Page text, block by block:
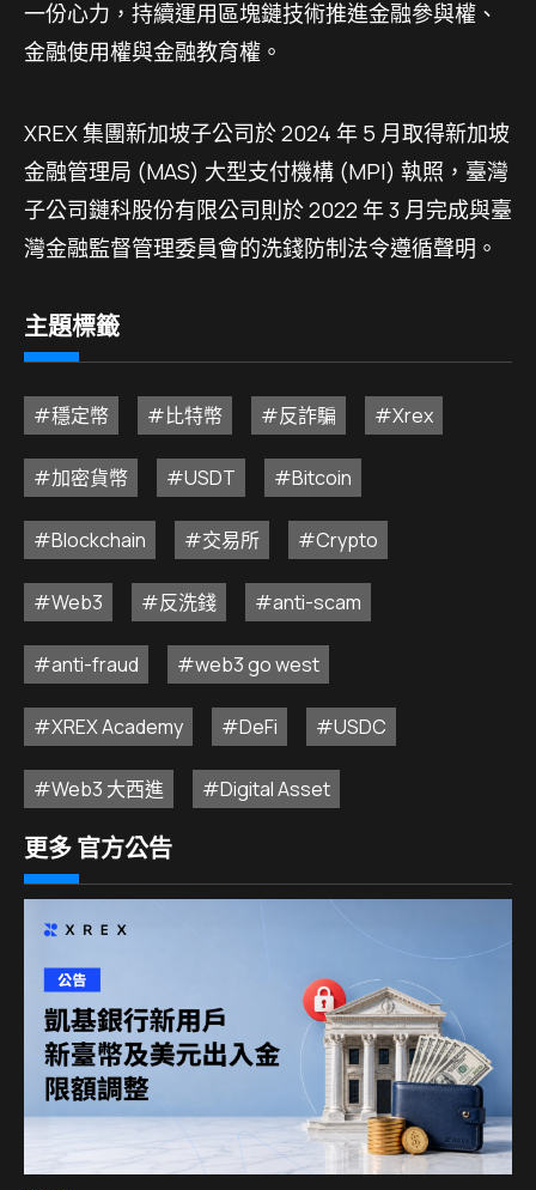
一份心力，持續運用區塊鏈技術推進金融參與權、
金融使用權與金融教育權。
XREX 集團新加坡子公司於 2024 年 5 月取得新加坡
金融管理局 (MAS) 大型支付機構 (MPI) 執照，臺灣
子公司鏈科股份有限公司則於 2022 年 3 月完成與臺
灣金融監督管理委員會的洗錢防制法令遵循聲明。
主題標籤
#穩定幣 #比特幣 #反詐騙 #Xrex
#加密貨幣 #USDT #Bitcoin
#Blockchain #交易所 #Crypto
#Web3 #反洗錢 #anti-scam
#anti-fraud #web3 go west
#XREX Academy #DeFi #USDC
#Web3 大西進 #Digital Asset
更多 官方公告